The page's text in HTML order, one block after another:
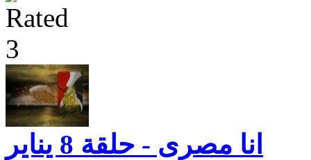
انا مصرى - حلقة 8 يناير